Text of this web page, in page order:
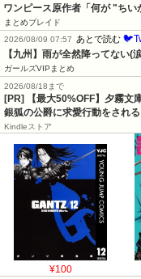
ワンピース原作者「何が "ちい
まとめブレイド
2026/08/09 07:57 あとで読む
【九州】雨が全然降ってない(
ガールズVIPまとめ
2026/08/18まで
[PR] 【最大50%OFF】夕霧文
銀狐の公爵に求愛行動をされ
Kindleストア
¥100